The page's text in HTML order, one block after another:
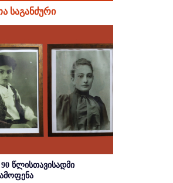
საგანძური
წლისთავისადმი